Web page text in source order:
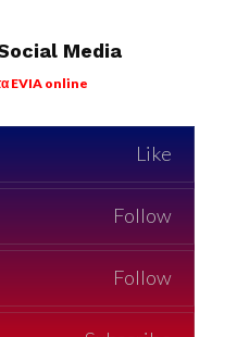
Media
EVIA online
Like
Follow
Follow